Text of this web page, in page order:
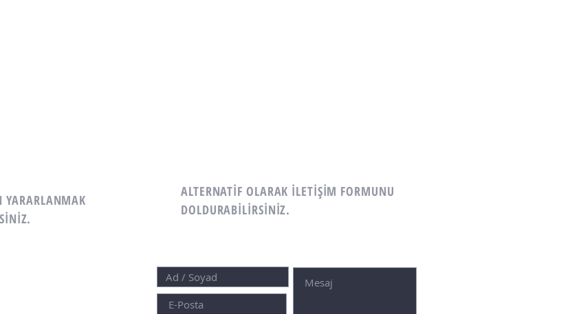
YARARLANMAK
ALTERNATİF OLARAK İLETİŞİM FORMUNU
DOLDURABİLİRSİNİZ.